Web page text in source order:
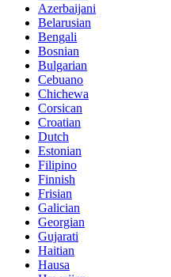
Azerbaijani
Belarusian
Bengali
Bosnian
Bulgarian
Cebuano
Chichewa
Corsican
Croatian
Dutch
Estonian
Filipino
Finnish
Frisian
Galician
Georgian
Gujarati
Haitian
Hausa